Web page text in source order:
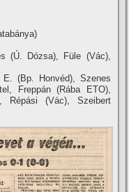
(Ú. Dózsa), Füle (Vác),
(Bp. Honvéd), Szenes
Freppán (Rába ETO),
Répási (Vác), Szeibert